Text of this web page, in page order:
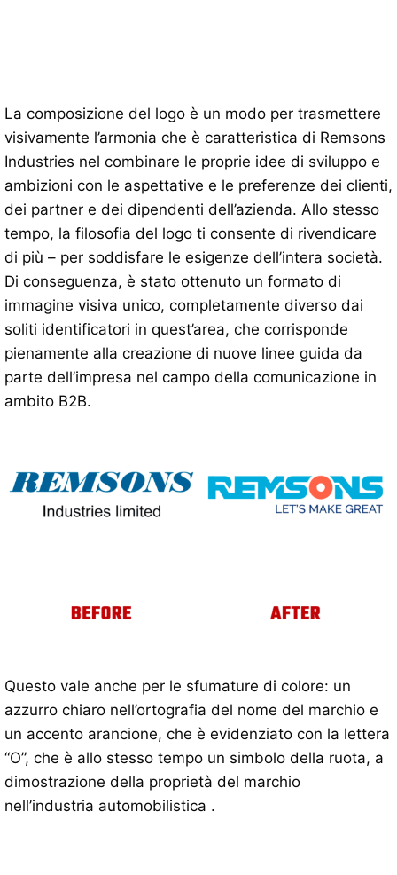
La composizione del logo è un modo per trasmettere
visivamente l’armonia che è caratteristica di Remsons
Industries nel combinare le proprie idee di sviluppo e
ambizioni con le aspettative e le preferenze dei clienti,
dei partner e dei dipendenti dell’azienda. Allo stesso
tempo, la filosofia del logo ti consente di rivendicare
di più – per soddisfare le esigenze dell’intera società.
Di conseguenza, è stato ottenuto un formato di
immagine visiva unico, completamente diverso dai
soliti identificatori in quest’area, che corrisponde
pienamente alla creazione di nuove linee guida da
parte dell’impresa nel campo della comunicazione in
ambito B2B.
Questo vale anche per le sfumature di colore: un
azzurro chiaro nell’ortografia del nome del marchio e
un accento arancione, che è evidenziato con la lettera
“O”, che è allo stesso tempo un simbolo della ruota, a
dimostrazione della proprietà del marchio
nell’industria automobilistica .